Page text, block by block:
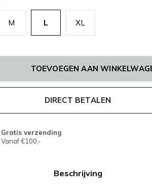
M L XL
TOEVOEGEN AAN
DIRECT BETALEN
Gratis verzending
Vanaf €100,-
Beschrijving